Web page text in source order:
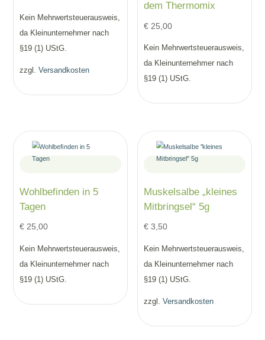
Kein Mehrwertsteuerausweis,
da Kleinunternehmer nach
§19 (1) UStG.
zzgl.Versandkosten
dem Thermomix
€ 25,00
Kein Mehrwertsteuerausweis,
da Kleinunternehmer nach
§19 (1) UStG.
Wohlbefinden in 5
Tagen
€ 25,00
Kein Mehrwertsteuerausweis,
da Kleinunternehmer nach
§19 (1) UStG.
Muskelsalbe „kleines
Mitbringsel“ 5g
€ 3,50
Kein Mehrwertsteuerausweis,
da Kleinunternehmer nach
§19 (1) UStG.
zzgl.Versandkosten